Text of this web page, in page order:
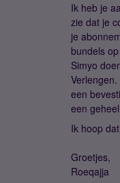
Ik heb je
zie dat je
je
bundels
Simyo
een
een
Ik hoop
Groetjes,
Roeqajja